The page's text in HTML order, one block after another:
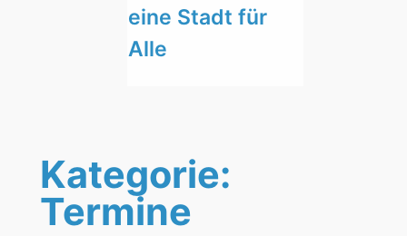
eine Stadt für
Alle
Kategorie:
Termine